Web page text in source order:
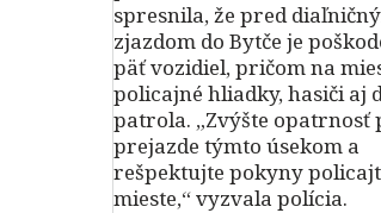
spresnila, že pred
zjazdom do Bytče je
päť vozidiel, pričom na
policajné hliadky, hasiči aj
patrola. „Zvýšte opatrnosť
prejazde týmto úsekom a
rešpektujte pokyny
mieste,“ vyzvala polícia.